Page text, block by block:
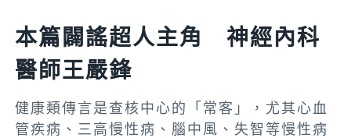
本篇闢謠超人主角 神經內科
醫師王嚴鋒
健康類傳言是查核中心的「常客」，尤其心血
管疾病、三高慢性病、腦中風、失智等慢性病